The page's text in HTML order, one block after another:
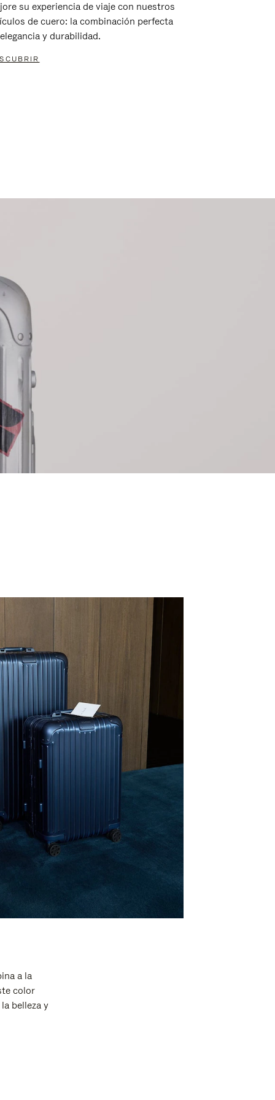
su experiencia de viaje con nuestros
de cuero: la combinación perfecta
y durabilidad.
a la
color
belleza y